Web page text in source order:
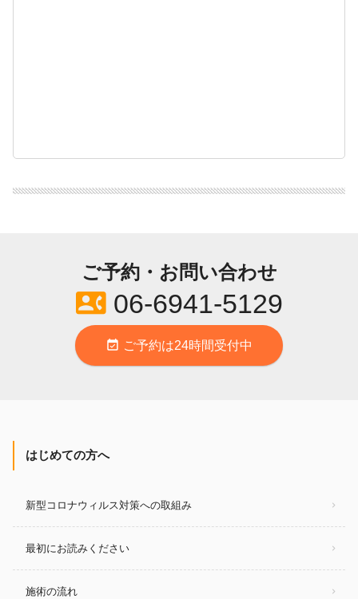
ご予約・お問い合わせ
contact_phone06-6941-5129
event_available ご予約は24時間受付中
はじめての方へ
新型コロナウィルス対策への取組み
最初にお読みください
施術の流れ